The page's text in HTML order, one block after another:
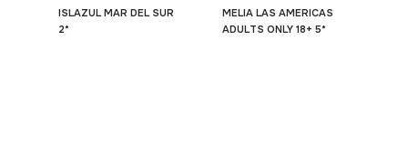
ISLAZUL MAR DEL SUR
2*
MELIA LAS AMERICAS
ADULTS ONLY 18+ 5*